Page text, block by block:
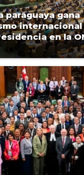
paraguaya gana
internacional
en la